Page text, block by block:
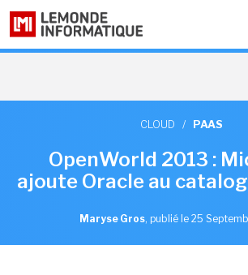
CLOUD / PAAS
OpenWorld 2013 :
ajoute Oracle au
Maryse Gros, publié le 25